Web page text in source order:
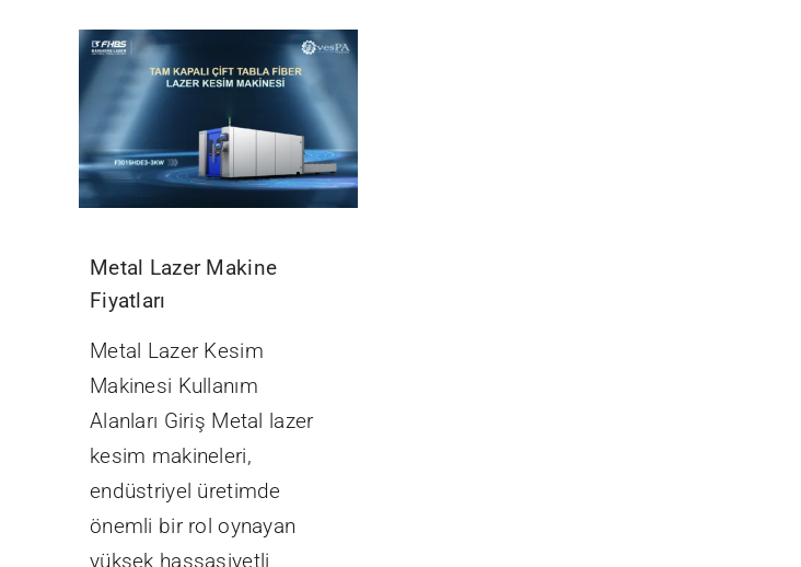
Metal Lazer Makine
Fiyatları
Metal Lazer Kesim
Makinesi Kullanım
Alanları Giriş Metal lazer
kesim makineleri,
endüstriyel üretimde
önemli bir rol oynayan
yüksek hassasiyetli